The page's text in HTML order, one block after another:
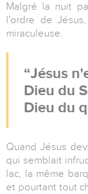
Malgré la nuit
l'ordre de
miraculeuse.
Jésus
Dieu du
Dieu du
Quand Jésus
qui semblait
lac, la même
et pourtant tout